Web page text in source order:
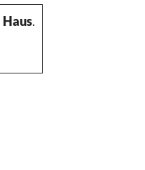
Haus.